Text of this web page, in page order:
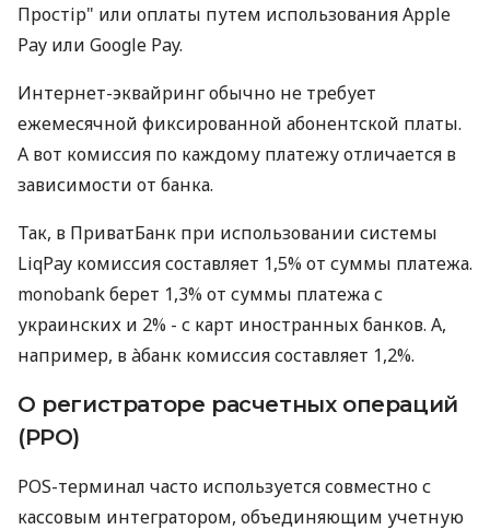
Простір" или оплаты путем использования Apple
Pay или Google Pay.
Интернет-эквайринг обычно не требует
ежемесячной фиксированной абонентской платы.
А вот комиссия по каждому платежу отличается в
зависимости от банка.
Так, в ПриватБанк при использовании системы
LiqPay комиссия составляет 1,5% от суммы платежа.
monobank берет 1,3% от суммы платежа с
украинских и 2% - с карт иностранных банков. А,
например, в àбанк комиссия составляет 1,2%.
О регистраторе расчетных операций
(РРО)
POS-терминал часто используется совместно с
кассовым интегратором, объединяющим учетную